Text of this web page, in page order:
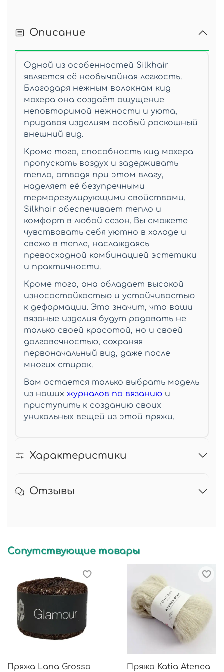
Описание
Одной из особенностей Silkhair
является её необычайная легкость.
Благодаря нежным волокнам кид
мохера она создаёт ощущение
неповторимой нежности и уюта,
придавая изделиям особый роскошный
внешний вид.
Кроме того, способность кид мохера
пропускать воздух и задерживать
тепло, отводя при этом влагу,
наделяет её безупречными
терморегулирующими свойствами.
Silkhair обеспечивает тепло и
комфорт в любой сезон. Вы сможете
чувствовать себя уютно в холоде и
свежо в тепле, наслаждаясь
превосходной комбинацией эстетики
и практичности.
Кроме того, она обладает высокой
износостойкостью и устойчивостью
к деформации. Это значит, что ваши
вязаные изделия будут радовать не
только своей красотой, но и своей
долговечностью, сохраняя
первоначальный вид, даже после
многих стирок.
Вам остается только выбрать модель
из наших журналов по вязанию и
приступить к созданию своих
уникальных вещей из этой пряжи.
Характеристики
Отзывы
Сопутствующие товары
Пряжа Lana Grossa
Пряжа Katia Atenea